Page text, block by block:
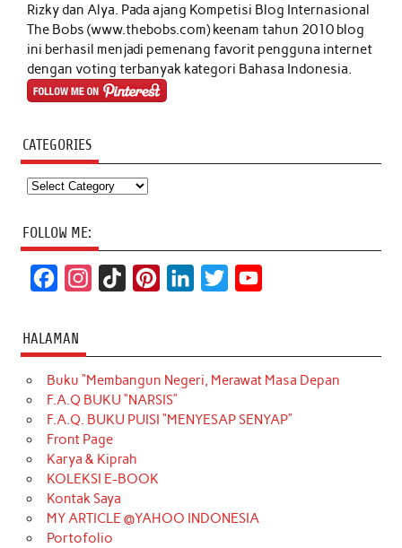
Rizky dan Alya. Pada ajang Kompetisi Blog Internasional
The Bobs (www.thebobs.com) keenam tahun 2010 blog
ini berhasil menjadi pemenang favorit pengguna internet
dengan voting terbanyak kategori Bahasa Indonesia.
CATEGORIES
Categories
FOLLOW ME:
c
e
b
o
o
k
t
a
g
r
a
m
T
o
k
t
e
r
k
e
d
t
t
e
T
u
b
HALAMAN
Buku “Membangun Negeri, Merawat Masa Depan
F.A.Q BUKU “NARSIS”
F.A.Q. BUKU PUISI “MENYESAP SENYAP”
Front Page
Karya & Kiprah
KOLEKSI E-BOOK
Kontak Saya
MY ARTICLE @YAHOO INDONESIA
Portofolio